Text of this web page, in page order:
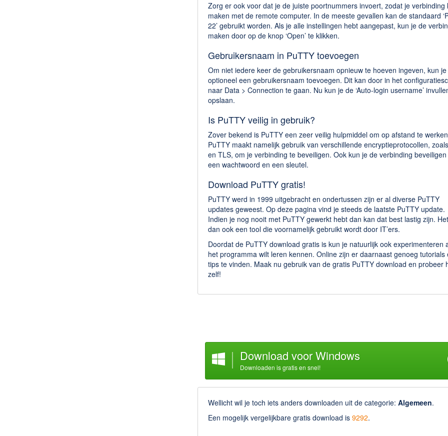
Zorg er ook voor dat je de juiste poortnummers invoert, zodat je verbinding
maken met de remote computer. In de meeste gevallen kan de standaard
22’ gebruikt worden. Als je alle instellingen hebt aangepast, kun je de
maken door op de knop ‘Open’ te klikken.
Gebruikersnaam in PuTTY toevoegen
Om niet iedere keer de gebruikersnaam opnieuw te hoeven ingeven, kun je
optioneel een gebruikersnaam toevoegen. Dit kan door in het
naar Data > Connection te gaan. Nu kun je de ‘Auto-login username’
opslaan.
Is PuTTY veilig in gebruik?
Zover bekend is PuTTY een zeer veilig hulpmiddel om op afstand te
PuTTY maakt namelijk gebruik van verschillende encryptieprotocollen,
en TLS, om je verbinding te beveiligen. Ook kun je de verbinding
een wachtwoord en een sleutel.
Download PuTTY gratis!
PuTTY werd in 1999 uitgebracht en ondertussen zijn er al diverse PuTTY
updates geweest. Op deze pagina vind je steeds de laatste PuTTY update.
Indien je nog nooit met PuTTY gewerkt hebt dan kan dat best lastig zijn.
dan ook een tool die voornamelijk gebruikt wordt door IT’ers.
Doordat de PuTTY download gratis is kun je natuurlijk ook experimenteren
het programma wilt leren kennen. Online zijn er daarnaast genoeg tutorials
tips te vinden. Maak nu gebruik van de gratis PuTTY download en probeer
zelf!
Download voor Windows
Downloaden is gratis en snel!
Wellicht wil je toch iets anders downloaden uit de categorie: Algemeen.
Een mogelijk vergelijkbare gratis download is 9292.